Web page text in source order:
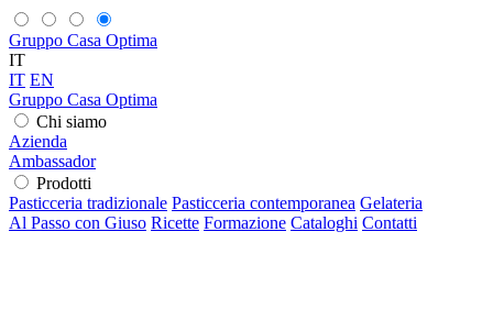
Gruppo Casa Optima
IT
IT EN
Gruppo Casa Optima
Chi siamo
Azienda
Ambassador
Prodotti
Pasticceria tradizionale Pasticceria contemporanea Gelateria
Al Passo con Giuso Ricette Formazione Cataloghi Contatti